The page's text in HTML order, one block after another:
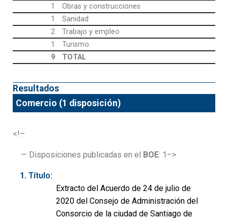
1
Obras y construcciones
1
Sanidad
2
Trabajo y empleo
1
Turismo
9
TOTAL
Resultados
Comercio (1 disposición)
<!–
— Disposiciones publicadas en el BOE: 1–>
Título:
Extracto del Acuerdo de 24 de julio de
2020 del Consejo de Administración del
Consorcio de la ciudad de Santiago de